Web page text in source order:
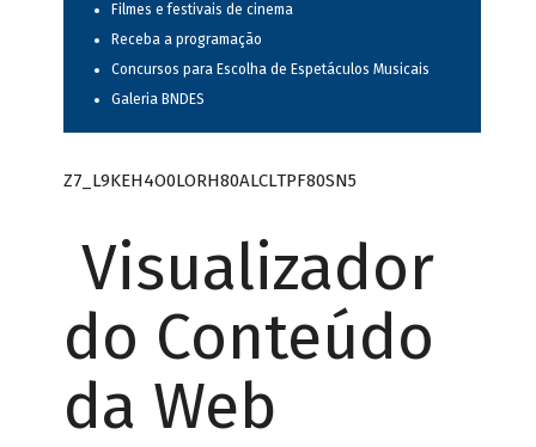
Filmes e festivais de cinema
Receba a programação
Concursos para Escolha de Espetáculos Musicais
Galeria BNDES
Z7_L9KEH4O0LORH80ALCLTPF80SN5
Visualizador
do Conteúdo
da Web